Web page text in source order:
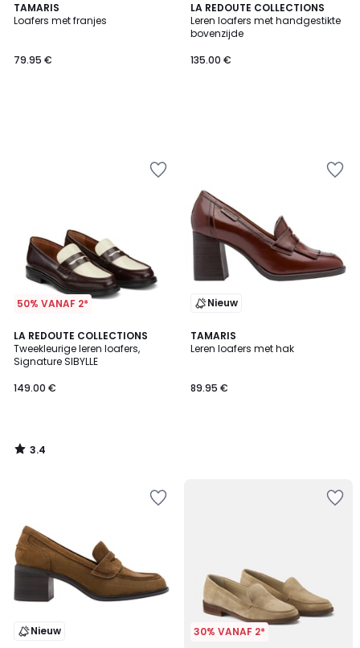
TAMARIS
Loafers met franjes
79.95 €
LA REDOUTE COLLECTIONS
Leren loafers met handgestikte
bovenzijde
135.00 €
50% VANAF 2*
LA REDOUTE COLLECTIONS
Tweekleurige leren loafers,
Signature SIBYLLE
149.00 €
3.4
/ 5
3.4
/
Nieuw
TAMARIS
Leren loafers met hak
89.95 €
Nieuw 30% VANAF 2*